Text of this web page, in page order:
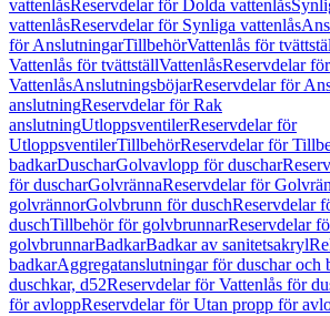
vattenlåsReservdelar för Dolda vattenlås
vattenlåsReservdelar för Synliga vattenlås
för AnslutningarTillbehörVattenlås för
Vattenlås för tvättställVattenlåsReservdelar för
VattenlåsAnslutningsböjarReservdelar för
anslutningReservdelar för Rak
anslutningUtloppsventilerReservdelar för
UtloppsventilerTillbehörReservdelar för
badkarDuscharGolvavlopp för duschar
för duscharGolvrännaReservdelar för
golvrännorGolvbrunn för duschReservdelar
duschTillbehör för golvbrunnarReservdelar
golvbrunnarBadkarBadkar av sanitetsakryl
badkarAggregatanslutningar för duschar och
duschkar, d52Reservdelar för Vattenlås för
för avloppReservdelar för Utan propp för